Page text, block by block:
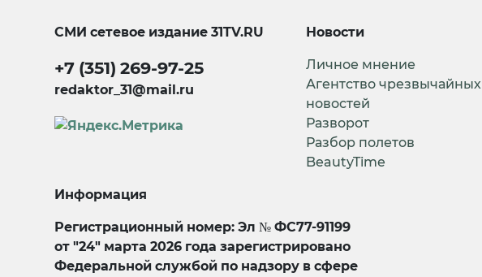
СМИ сетевое издание31TV.RU
+7 (351) 269-97-25
redaktor_31@mail.ru
Новости
Личное мнение
Агентство чрезвычайных
новостей
Разворот
Разбор полетов
BeautyTime
Информация
Регистрационный номер: Эл № ФС77-91199
от "24" марта 2026 года зарегистрировано
Федеральной службой по надзору в сфере